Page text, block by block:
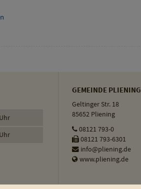
GEMEINDE PLIENING
Geltinger Str. 18
85652 Pliening
08121 793-0
08121 793-6301
info@pliening.de
www.pliening.de